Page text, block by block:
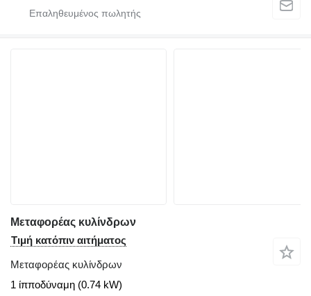
Μεταφορέας κυλίνδρων
Τιμή κατόπιν αιτήματος
Μεταφορέας κυλίνδρων
1 ίπποδύναμη (0.74 kW)